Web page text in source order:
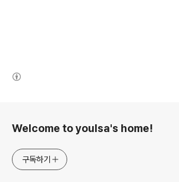
Welcome to youlsa's home!
구독하기